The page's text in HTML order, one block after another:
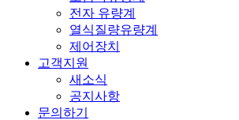
전자 유량계
열식질량유량계
제어장치
고객지원
새소식
공지사항
문의하기